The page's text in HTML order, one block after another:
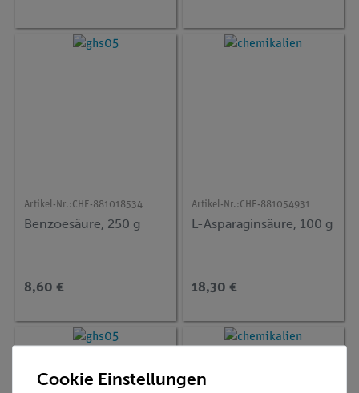
Artikel-Nr.:CHE-881018534
Benzoesäure, 250 g
8,60 €
Artikel-Nr.:CHE-881054931
L-Asparaginsäure, 100 g
18,30 €
Cookie Einstellungen